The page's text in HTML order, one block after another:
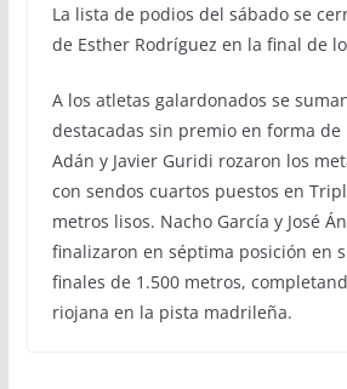
La lista de podios del sábado se
de Esther Rodríguez en la final de
A los atletas galardonados se
destacadas sin premio en forma de
Adán y Javier Guridi rozaron los
con sendos cuartos puestos en
metros lisos. Nacho García y José
finalizaron en séptima posición en
finales de 1.500 metros,
riojana en la pista madrileña.